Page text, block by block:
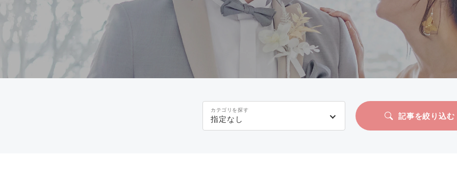
カテゴリを探す
指定なし 記事を絞り込む